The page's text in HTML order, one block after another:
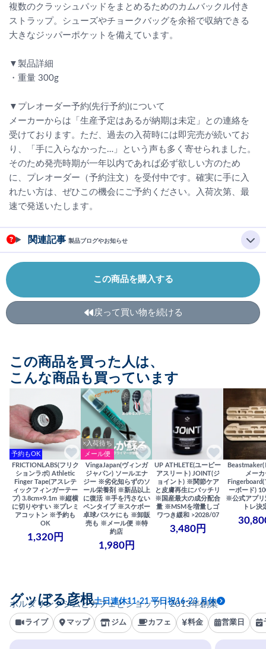
複数のクラッシュパッドをまとめるためのカムバックル付き
ストラップ。シューズやチョークバッグを余裕で収納できる
大きなジッパーポケットを備えています。
▼製品詳細
・重量 300g
▼プレオーダー予約(先行予約)について
メーカーからは「生産予定はあるが納期は未定」との連絡を
受けております。ただ、過去の入荷時には即完売が続いてお
り、「手に入らなかった…」という声も多く寄せられました。
そのため発売時期が一年以内であれば必ず欲しい方のため
に、プレオーダー（予約注文）を受付中です。確実に手に入
れたい方は、ぜひこの機会にご予約ください。入荷次第、最
速で発送いたします。
関連記事 製品ブログやお知らせ
この商品を購入する
戻って買い物を続ける
この商品を買った人は、
こんな商品も買っています
予約もOK
FRICTIONLABS(フリク
ションラボ) Athletic
Finger Tape(アスレテ
ィックフィンガーテー
プ) 3.8cm×9.1m ※縦横
に切りやすい ※プレミ
アコットン ※予約も
OK
1,320円
×入荷待ち
メール便
VingaJapan(ヴィンガ
ジャパン) ソールエナ
ジー ※劣化知らずのソ
ール栄養剤 ※新品以上
に復活 ※手を汚さない
ペンタイプ ※スケボー
卓球バスケにも ※卸販
売も ※メール便 ※特
約店
1,980円
UP ATHLETE(ユーピー
アスリート) JOINT(ジ
ョイント) ※関節ケア
と皮膚再生にバッチリ
※国産最大の成分配合
量 ※MSMを増量しゴ
ワつき緩和 >2028/07
3,480円
メーカ
ーボード)
※公式アプ
トレ決
ボルダリングジムとカフェとショップ｜2013年創業
グッぼる彦根土日連休11-21 平日祝16-23 月休
ライブ マップ ジム カフェ 料金 営業日